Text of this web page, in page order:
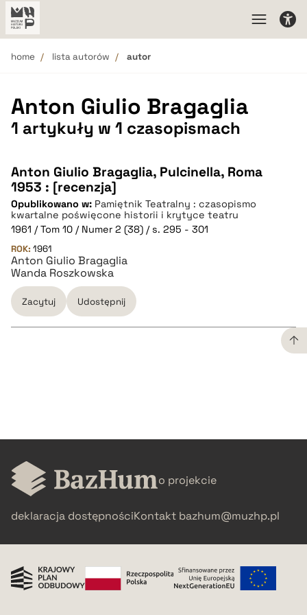
home lista autorów autor
Anton Giulio Bragaglia
1 artykuły w 1 czasopismach
Anton Giulio Bragaglia, Pulcinella, Roma
1953 : [recenzja]
Opublikowano w: Pamiętnik Teatralny : czasopismo
kwartalne poświęcone historii i krytyce teatru
1961 / Tom 10 / Numer 2 (38) / s. 295 - 301
ROK: 1961
Anton Giulio Bragaglia
Wanda Roszkowska
Zacytuj Udostępnij
pobierz cytat
o projekcie
deklaracja dostępnościKontakt bazhum@muzhp.pl